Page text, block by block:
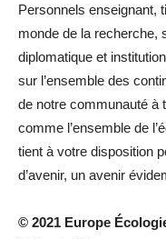
Personnels enseignant,
monde de la recherche,
diplomatique et
sur l’ensemble des
de notre communauté à
comme l’ensemble de
tient à votre disposition
d’avenir, un avenir
© 2021 Europe